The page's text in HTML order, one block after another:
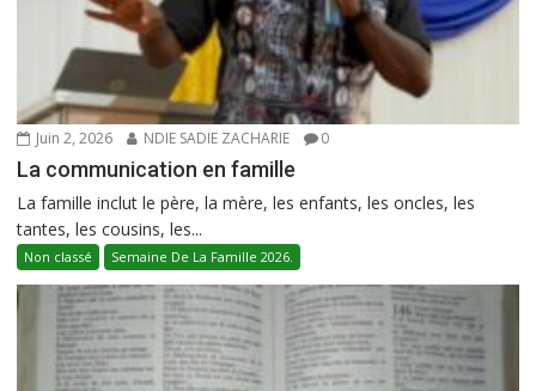
Juin 2, 2026 NDIE SADIE ZACHARIE 0
La communication en famille
La famille inclut le père, la mère, les enfants, les oncles, les
tantes, les cousins, les...
Non classé Semaine De La Famille 2026.